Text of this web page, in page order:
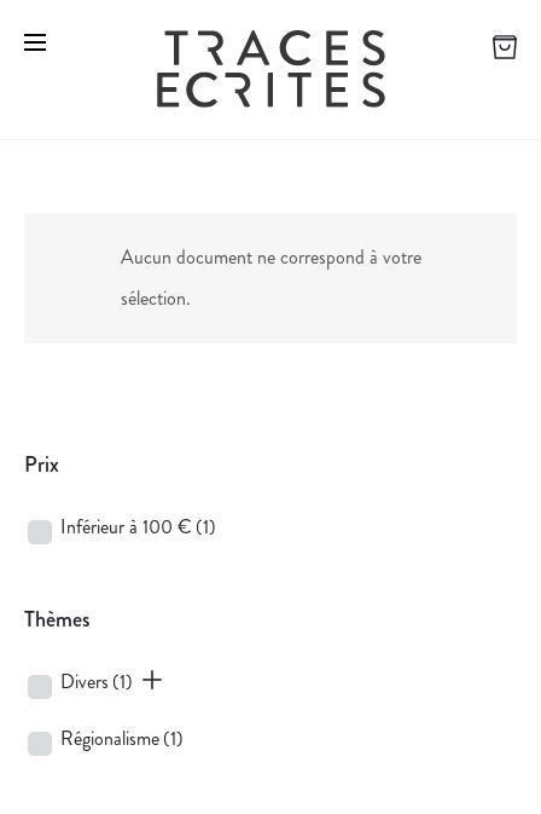
Aucun document ne correspond à votre
sélection.
Prix
Inférieur à 100 € (1)
Thèmes
Divers (1)
Régionalisme(1)